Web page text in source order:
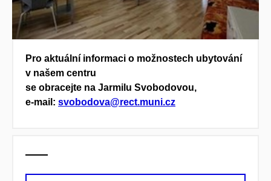
Pro aktuální informaci o možnostech ubytování
v našem centru
se obracejte na Jarmilu Svobodovou,
e-mail: svobodova@rect.muni.cz